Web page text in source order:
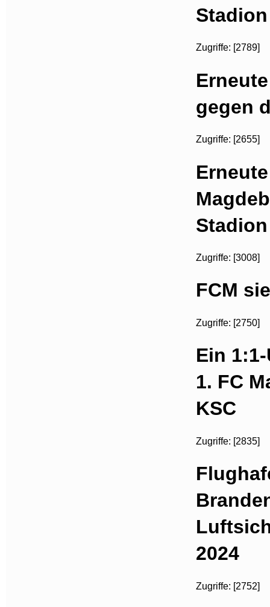
Zugriffe: [2789]
gegen
Zugriffe: [2655]
Stadion
Zugriffe: [3008]
FCM
Zugriffe: [2750]
Ein
1. FC
KSC
Zugriffe: [2835]
2024
Zugriffe: [2752]